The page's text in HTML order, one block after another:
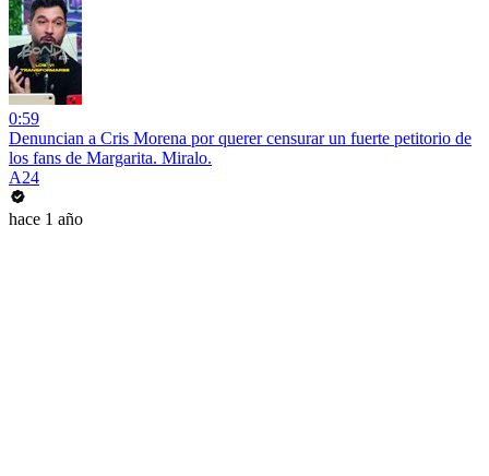
0:59
Denuncian a Cris Morena por querer censurar un fuerte petitorio de
los fans de Margarita. Miralo.
A24
hace 1 año